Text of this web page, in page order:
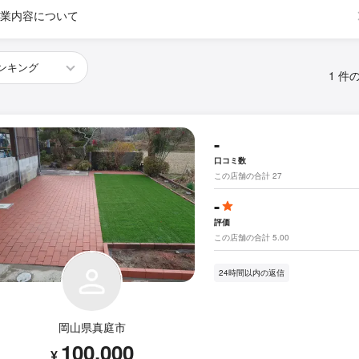
内容について
1 件
岡山県真庭市
100,000
-
口コミ数
この店舗の合計 27
-
評価
この店舗の合計 5.00
24時間以内の返信